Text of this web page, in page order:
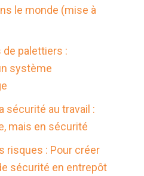
le monde (mise à
palettiers :
système
sécurité au travail :
mais en sécurité
risques : Pour créer
sécurité en entrepôt